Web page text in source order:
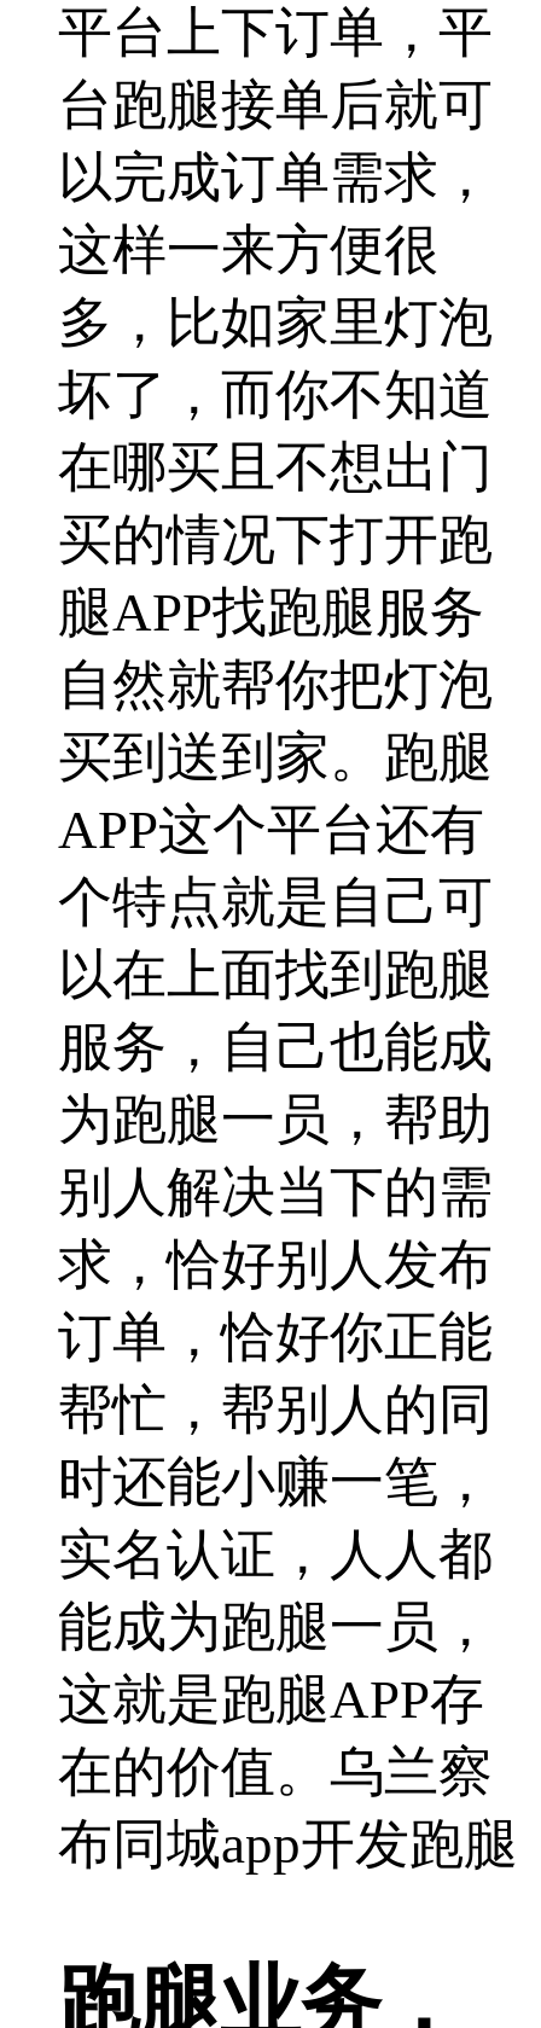
平台上下订单，平
台跑腿接单后就可
以完成订单需求，
这样一来方便很
多，比如家里灯泡
坏了，而你不知道
在哪买且不想出门
买的情况下打开跑
腿APP找跑腿服务
自然就帮你把灯泡
买到送到家。跑腿
APP这个平台还有
个特点就是自己可
以在上面找到跑腿
服务，自己也能成
为跑腿一员，帮助
别人解决当下的需
求，恰好别人发布
订单，恰好你正能
帮忙，帮别人的同
时还能小赚一笔，
实名认证，人人都
能成为跑腿一员，
这就是跑腿APP存
在的价值。乌兰察
布同城app开发跑腿
跑腿业务，